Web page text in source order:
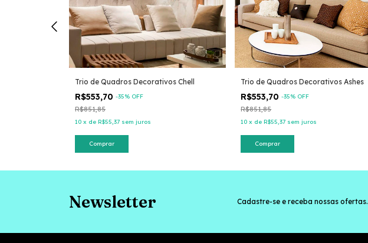
Trio de Quadros Decorativos Chell
R$553,70 -35% OFF
R$851,85
10 x de R$55,37 sem juros
Comprar
Trio de Quadros Decorativos Ashes
R$553,70-35% OFF
R$851,85
10 x deR$55,37 sem juros
Comprar
Newsletter Cadastre-se e receba nossas ofertas.